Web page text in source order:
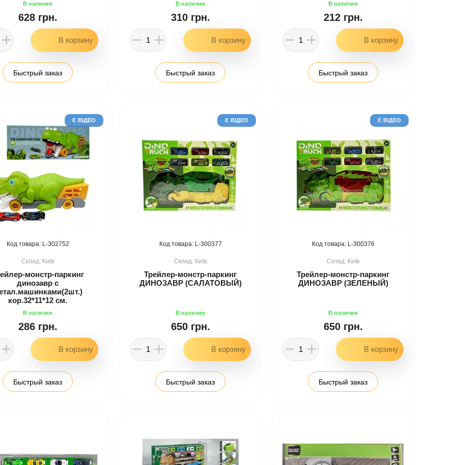
628 грн.
Быстрый заказ
310 грн.
Быстрый заказ
212 грн.
Быстрый заказ
Є ВІДЕО
302752
Київ
монстр-паркинг
динозавр с
кор.32*11*12 см.
286 грн.
Быстрый заказ
Є ВІДЕО
300377
Київ
Трейлер-монстр-паркинг
ДИНОЗАВР (САЛАТОВЫЙ)
650 грн.
Быстрый заказ
Є ВІДЕО
300376
Київ
Трейлер-монстр-паркинг
ДИНОЗАВР (ЗЕЛЕНЫЙ)
650 грн.
Быстрый заказ